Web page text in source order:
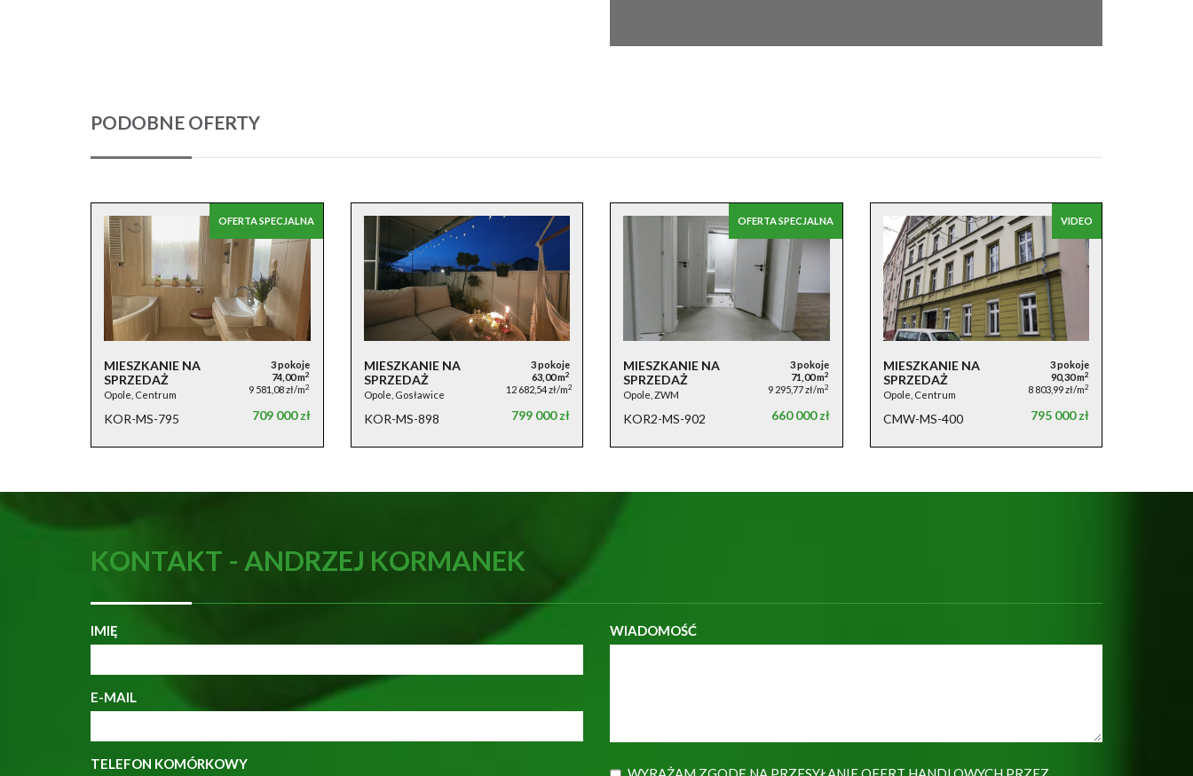
PODOBNE OFERTY
OFERTA SPECJALNA
MIESZKANIE NA
SPRZEDAŻ
Opole, Centrum
3 pokoje
74,00 m2
9 581,08 zł/m2
KOR-MS-795 709 000 zł
MIESZKANIE NA
SPRZEDAŻ
Opole, Gosławice
3 pokoje
63,00 m2
12 682,54 zł/m2
KOR-MS-898 799 000 zł
OFERTA SPECJALNA
MIESZKANIE NA
SPRZEDAŻ
Opole, ZWM
3 pokoje
71,00 m2
9 295,77 zł/m2
KOR2-MS-902 660 000 zł
VIDEO
MIESZKANIE NA
SPRZEDAŻ
Opole, Centrum
3 pokoje
90,30 m2
8 803,99 zł/m2
CMW-MS-400 795 000 zł
KONTAKT - ANDRZEJ KORMANEK
IMIĘ
E-MAIL
TELEFON KOMÓRKOWY
WIADOMOŚĆ